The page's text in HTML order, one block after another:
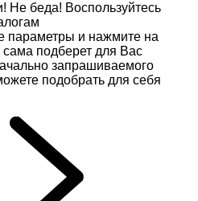
Не беда! Воспользуйтесь
параметры и нажмите на
сама подберет для Вас
запрашиваемого
подобрать для себя